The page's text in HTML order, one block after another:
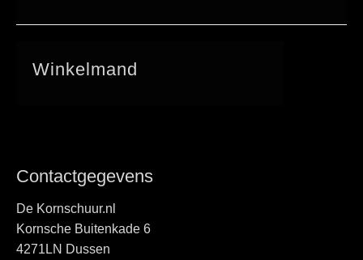
Winkelmand
Contactgegevens
De Kornschuur.nl
Kornsche Buitenkade 6
4271LN Dussen